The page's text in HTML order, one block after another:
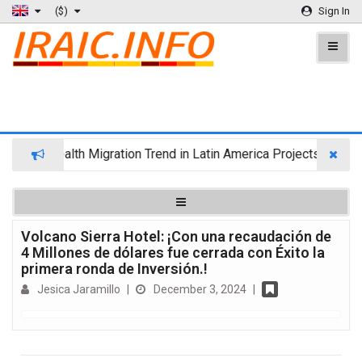
($) Sign In
Wealth Migration Trend in Latin America Projects
Volcano Sierra Hotel: ¡Con una recaudación de
4 Millones de dólares fue cerrada con Éxito la
primera ronda de Inversión.!
Jesica Jaramillo December 3, 2024